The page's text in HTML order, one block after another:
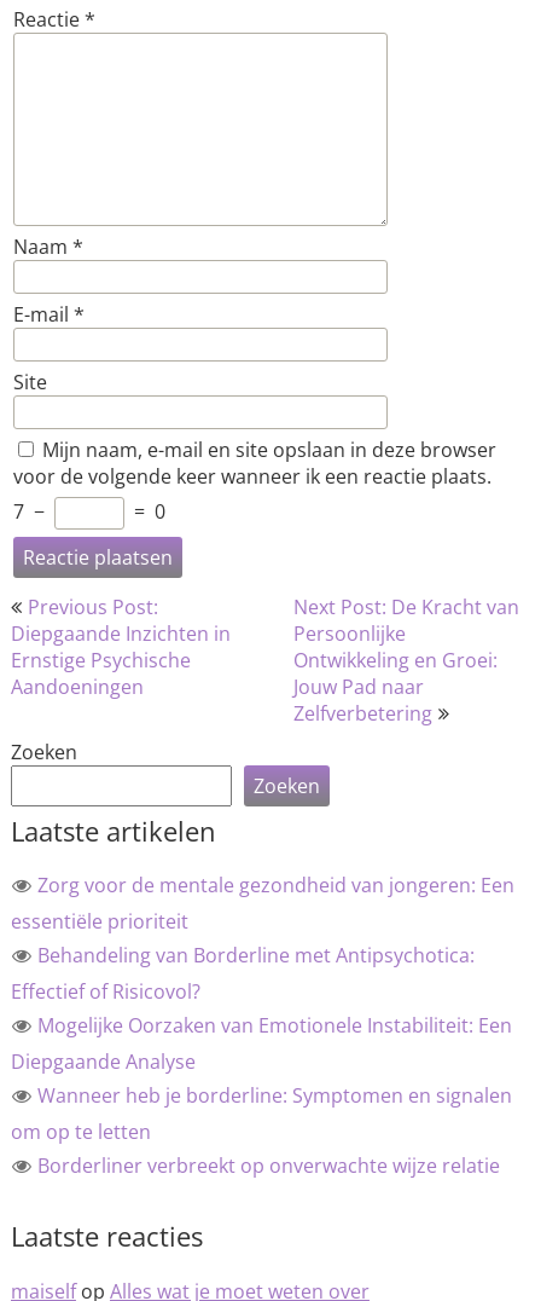
Reactie*
Naam *
E-mail *
Site
Mijn naam, e-mail en site opslaan in deze browser
voor de volgende keer wanneer ik een reactie plaats.
7 − = 0
Bericht
navigatie
Previous Post:
Diepgaande Inzichten in
Ernstige Psychische
Aandoeningen
Next Post: De Kracht van
Persoonlijke
Ontwikkeling en Groei:
Jouw Pad naar
Zelfverbetering
Zoeken
Zoeken
Laatste artikelen
Zorg voor de mentale gezondheid van jongeren: Een
essentiële prioriteit
Behandeling van Borderline met Antipsychotica:
Effectief of Risicovol?
Mogelijke Oorzaken van Emotionele Instabiliteit: Een
Diepgaande Analyse
Wanneer heb je borderline: Symptomen en signalen
om op te letten
Borderliner verbreekt op onverwachte wijze relatie
Laatste reacties
maiselfop Alles wat je moet weten over